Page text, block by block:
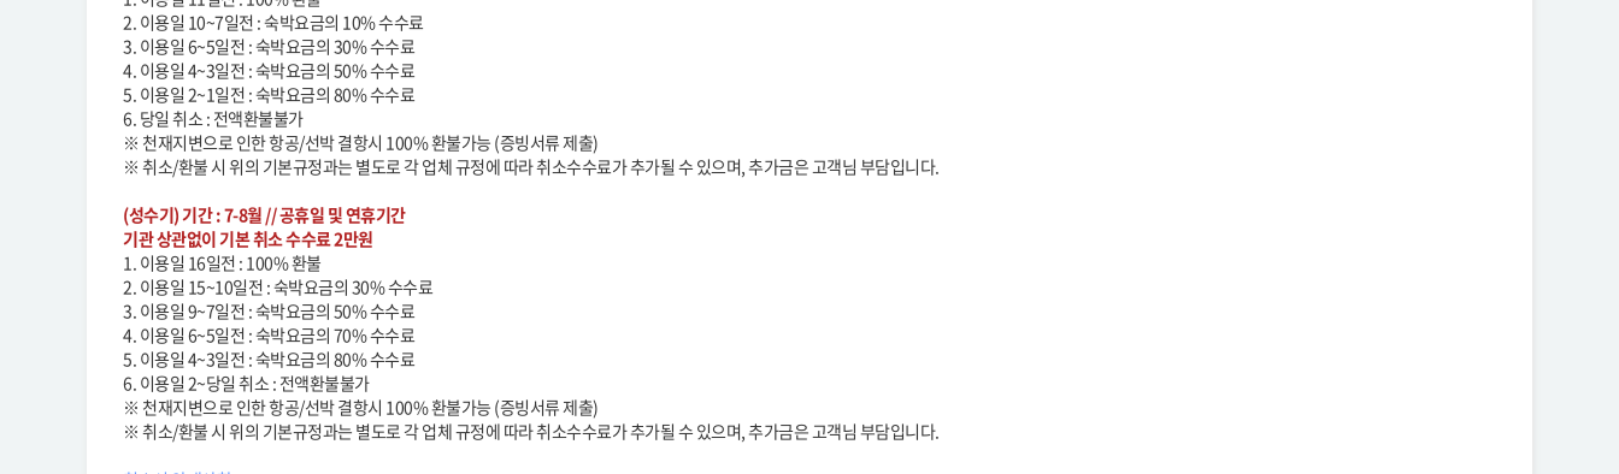
2. 이용일 10~7일전 : 숙박요금의 10% 수수료
3. 이용일 6~5일전 : 숙박요금의 30% 수수료
4. 이용일 4~3일전 : 숙박요금의 50% 수수료
5. 이용일 2~1일전 : 숙박요금의 80% 수수료
6. 당일 취소 : 전액환불불가
※ 천재지변으로 인한 항공/선박 결항시 100% 환불가능 (증빙서류 제출)
※ 취소/환불 시 위의 기본규정과는 별도로 각 업체 규정에 따라 취소수수료가 추가될 수 있으며, 추가금은 고객님 부담입니다.
(성수기) 기간 : 7-8월 // 공휴일 및 연휴기간
기관 상관없이 기본 취소 수수료 2만원
1. 이용일 16일전 : 100% 환불
2. 이용일 15~10일전 : 숙박요금의 30% 수수료
3. 이용일 9~7일전 : 숙박요금의 50% 수수료
4. 이용일 6~5일전 : 숙박요금의 70% 수수료
5. 이용일 4~3일전 : 숙박요금의 80% 수수료
6. 이용일 2~당일 취소 : 전액환불불가
※ 천재지변으로 인한 항공/선박 결항시 100% 환불가능 (증빙서류 제출)
※ 취소/환불 시 위의 기본규정과는 별도로 각 업체 규정에 따라 취소수수료가 추가될 수 있으며, 추가금은 고객님 부담입니다.